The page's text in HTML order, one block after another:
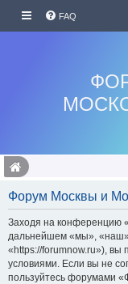
FAQ
Форум Москвы и
Заходя на конференцию
дальнейшем «мы»,
«https://forumnow.ru»), вы
условиями. Если вы не
пользуйтесь форумами